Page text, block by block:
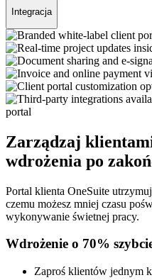
Integracja
Zarządzaj
wdrożenia po
Portal klienta OneSuite
czemu możesz mniej czasu
wykonywanie świetnej pracy.
Wdrożenie o 70%
Zaproś klientów jednym